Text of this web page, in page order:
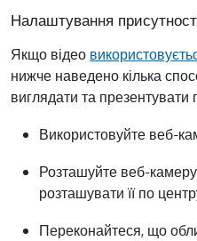
Налаштування
Якщо відео
нижче наведено кілька
виглядати та презентувати
Використовуйте веб-
Розташуйте веб-
розташувати її по
Переконайтеся, що